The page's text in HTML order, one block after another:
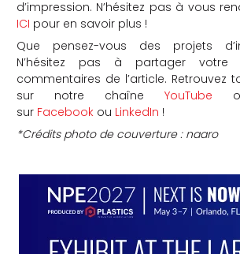
d’impression. N’hésitez pas à vous
ICI pour en savoir plus !
Que pensez-vous des projets
N’hésitez pas à partager
commentaires de l’article. Retrouvez
sur notre chaîne YouTube
sur Facebookou LinkedIn !
*Crédits photo de couverture : naaro